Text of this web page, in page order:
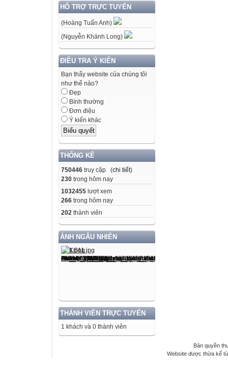
HỖ TRỢ TRỰC TUYẾN
(Hoàng Tuấn Anh)
(Nguyễn Khánh Long)
ĐIỀU TRA Ý KIẾN
Bạn thấy website của chúng tôi
như thế nào?
Đẹp
Bình thường
Đơn điệu
Ý kiến khác
THỐNG KÊ
750446 truy cập (chi tiết)
230 trong hôm nay
1032455 lượt xem
266 trong hôm nay
202 thành viên
ẢNH NGẪU NHIÊN
THÀNH VIÊN TRỰC TUYẾN
1 khách và 0 thành viên
Bản quyền
Website được thừa kế